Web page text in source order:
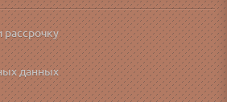
рассрочку
данных